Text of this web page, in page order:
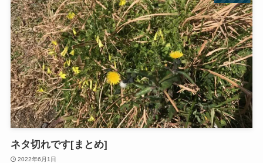
ネタ切れです[まとめ]
2022年6月1日